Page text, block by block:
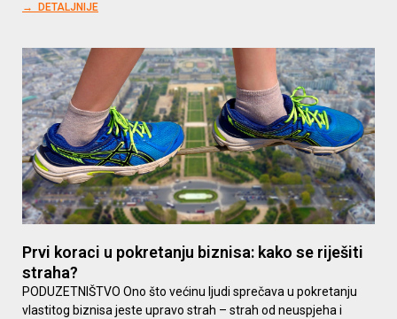
→ DETALJNIJE
Prvi koraci u pokretanju biznisa: kako se riješiti
straha?
PODUZETNIŠTVO Ono što većinu ljudi sprečava u pokretanju
vlastitog biznisa jeste upravo strah – strah od neuspjeha i